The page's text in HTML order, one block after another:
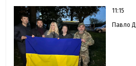
11:15
Павло